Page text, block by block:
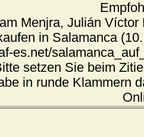
Menjra, Julián
in Salamanca
es.net/
setzen Sie beim
in runde Klammern